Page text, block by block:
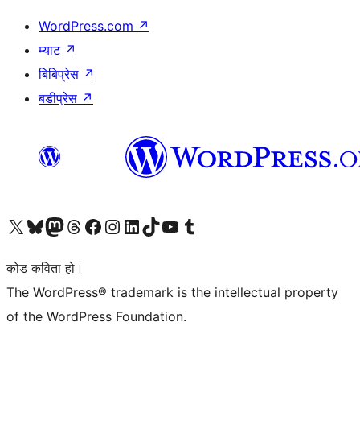
WordPress.com ↗
म्याट ↗
बिबिप्रेस ↗
बडीप्रेस ↗
हाम्रो X (पहिले ट्विटर) खातामा जानुहोस्
हाम्रो Bluesky खाता भ्रमण गर्नुहोस्
हाम्रो म्यास्टोडन खाता भ्रमण गर्नुहोस्
हाम्रो थ्रेड्स खातामा जानुहोस्
हाम्रो फेसबुक पेजमा जानुहोस्
हाम्रो इन्स्टाग्राम खातामा जानुहोस्
हाम्रो लिङ्क्डइन खातामा जानुहोस्
हाम्रो TikTok खाता भ्रमण गर्नुहोस्
हाम्रो युट्युब च्यानलमा जानुहोस्
हाम्रो टम्बलर खाता भ्रमण गर्नुहोस्
कोड कविता हो।
The WordPress® trademark is the intellectual property
of the WordPress Foundation.